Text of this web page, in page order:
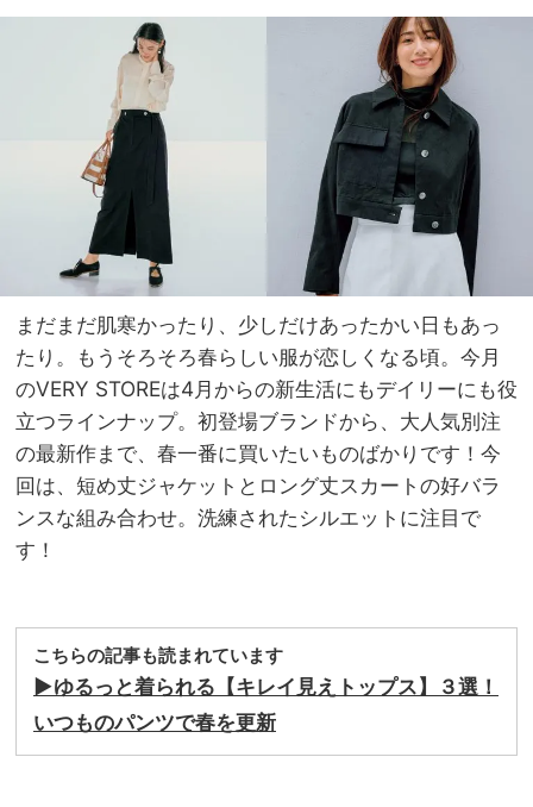
【極
ップ
まだまだ肌寒かったり、少しだけあったかい日もあっ
たり。もうそろそろ春らしい服が恋しくなる頃。今月
のVERY STOREは4月からの新生活にもデイリーにも役
立つラインナップ。初登場ブランドから、大人気別注
の最新作まで、春一番に買いたいものばかりです！今
回は、短め丈ジャケットとロング丈スカートの好バラ
ンスな組み合わせ。洗練されたシルエットに注目で
す！
こちらの記事も読まれています
▶︎ゆるっと着られる【キレイ見えトップス】３選！
いつものパンツで春を更新